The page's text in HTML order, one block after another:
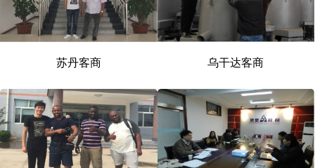
苏丹客商 乌干达客商